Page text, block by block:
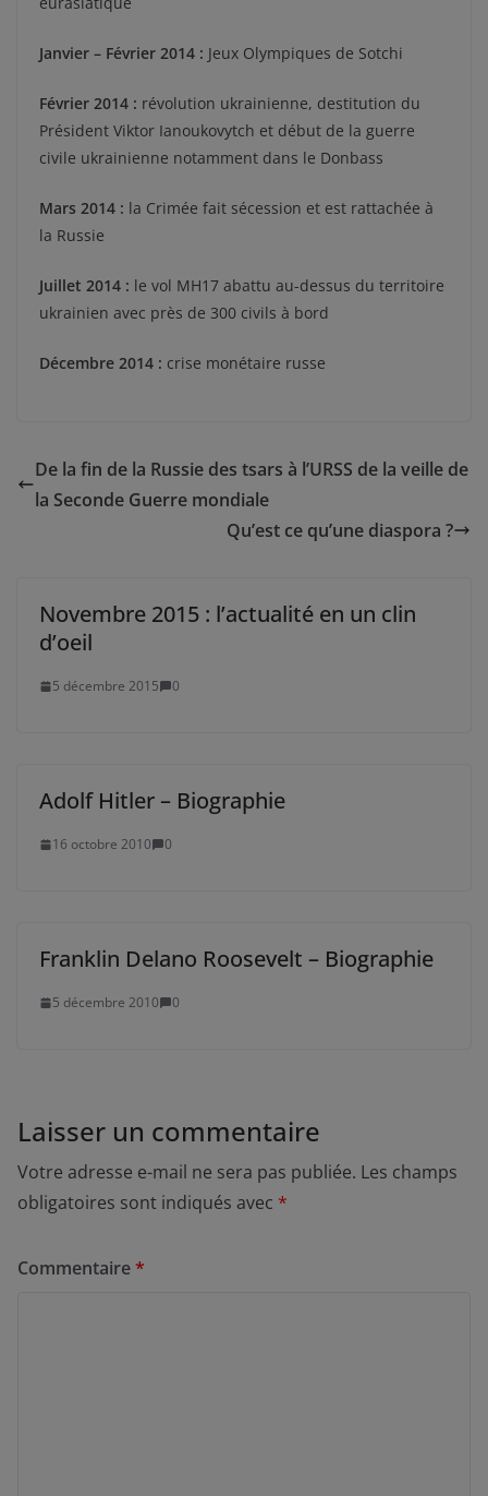
Janvier – Février 2014 : Jeux Olympiques de Sotchi
Février 2014 : révolution ukrainienne, destitution du
Président Viktor Ianoukovytch et début de la guerre
civile ukrainienne notamment dans le Donbass
Mars 2014 : la Crimée fait sécession et est rattachée à
la Russie
Juillet 2014 : le vol MH17 abattu au-dessus du territoire
ukrainien avec près de 300 civils à bord
Décembre 2014 : crise monétaire russe
De la fin de la Russie des tsars à l’URSS de la veille de
la Seconde Guerre mondiale
Qu’est ce qu’une diaspora ?
Novembre 2015 : l’actualité en un clin
d’oeil
5 décembre 2015 0
Adolf Hitler – Biographie
16 octobre 2010 0
Franklin Delano Roosevelt – Biographie
5 décembre 2010 0
Laisser un commentaire
Votre adresse e-mail ne sera pas publiée. Les champs
obligatoires sont indiqués avec *
Commentaire*